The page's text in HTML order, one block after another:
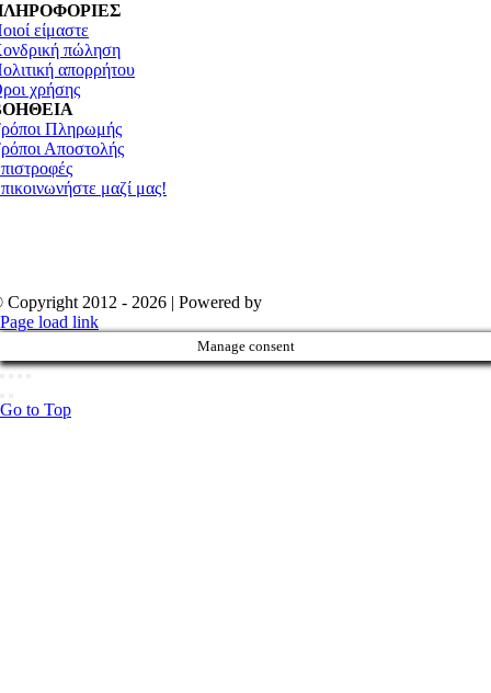
είμαστε
πώληση
απορρήτου
χρήσης
Πληρωμής
Αποστολής
μαζί μας!
Copyright 2012 - 2026 | Powered by
Page load link
Manage consent
Go to Top